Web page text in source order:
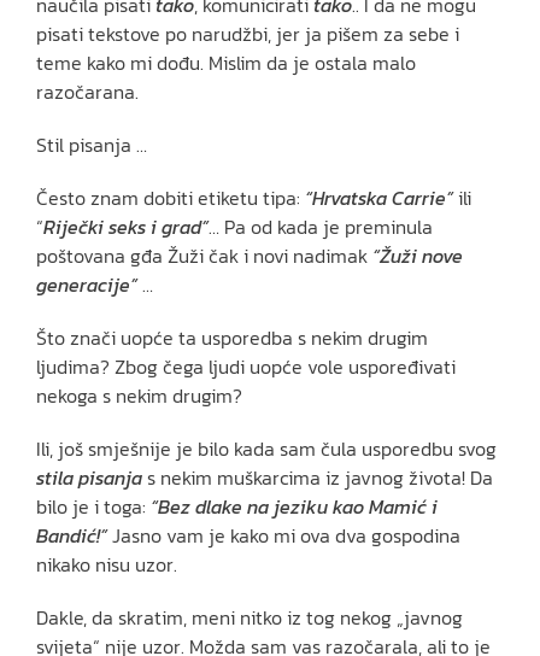
pisati tekstove po narudžbi, jer ja pišem za sebe i
teme kako mi dođu. Mislim da je ostala malo
razočarana.
Stil pisanja …
Često znam dobiti etiketu tipa: “Hrvatska Carrie”ili
“Riječki seks i grad”… Pa od kada je preminula
poštovana gđa Žuži čak i novi nadimak “Žuži nove
generacije”…
Što znači uopće ta usporedba s nekim drugim
ljudima? Zbog čega ljudi uopće vole uspoređivati
nekoga s nekim drugim?
Ili, još smješnije je bilo kada sam čula usporedbu svog
stila pisanjas nekim muškarcima iz javnog života! Da
bilo je i toga: “Bez dlake na jeziku kao Mamić i
Bandić!”Jasno vam je kako mi ova dva gospodina
nikako nisu uzor.
Dakle, da skratim, meni nitko iz tog nekog „javnog
svijeta“ nije uzor. Možda sam vas razočarala, ali to je